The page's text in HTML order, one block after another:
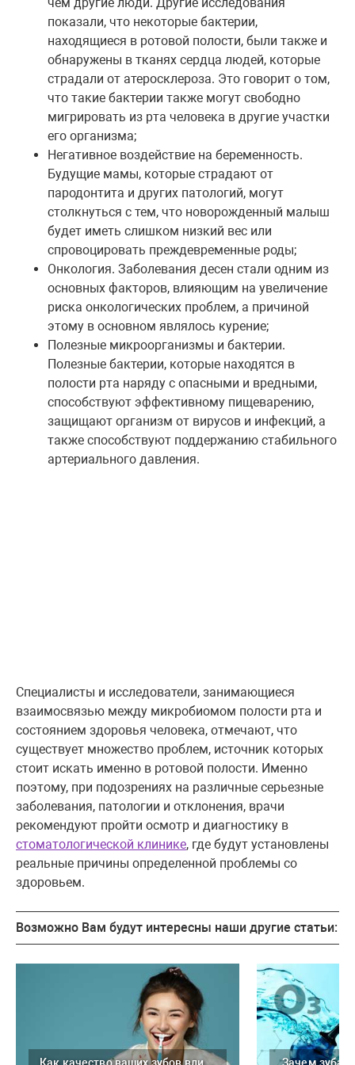
чем другие люди. Другие исследования
показали, что некоторые бактерии,
находящиеся в ротовой полости, были также и
обнаружены в тканях сердца людей, которые
страдали от атеросклероза. Это говорит о том,
что такие бактерии также могут свободно
мигрировать из рта человека в другие участки
его организма;
Негативное воздействие на беременность.
Будущие мамы, которые страдают от
пародонтита и других патологий, могут
столкнуться с тем, что новорожденный малыш
будет иметь слишком низкий вес или
спровоцировать преждевременные роды;
Онкология. Заболевания десен стали одним из
основных факторов, влияющим на увеличение
риска онкологических проблем, а причиной
этому в основном являлось курение;
Полезные микроорганизмы и бактерии.
Полезные бактерии, которые находятся в
полости рта наряду с опасными и вредными,
способствуют эффективному пищеварению,
защищают организм от вирусов и инфекций, а
также способствуют поддержанию стабильного
артериального давления.
Специалисты и исследователи, занимающиеся
взаимосвязью между микробиомом полости рта и
состоянием здоровья человека, отмечают, что
существует множество проблем, источник которых
стоит искать именно в ротовой полости. Именно
поэтому, при подозрениях на различные серьезные
заболевания, патологии и отклонения, врачи
рекомендуют пройти осмотр и диагностику в
стоматологической клинике, где будут установлены
реальные причины определенной проблемы со
здоровьем.
Возможно Вам будут интересны наши другие статьи: